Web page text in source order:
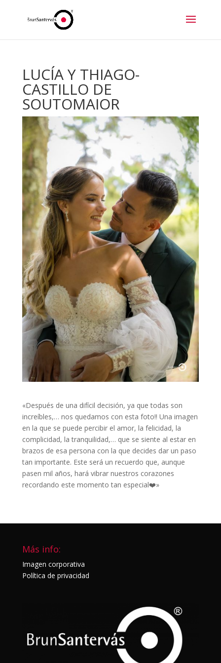
LUCÍA Y THIAGO-
CASTILLO DE
SOUTOMAIOR
«Después de una difícil decisión, ya que todas son
increíbles,… nos quedamos con esta foto!! Una imagen
en la que se puede percibir el amor, la felicidad, la
complicidad, la tranquilidad,… que se siente al estar en
brazos de esa persona con la que decides dar un paso
tan importante. Este será un recuerdo que, aunque
pasen mil años, hará vibrar nuestros corazones
recordando este momento tan especial❤️»
Más info:
Imagen corporativa
Política de privacidad